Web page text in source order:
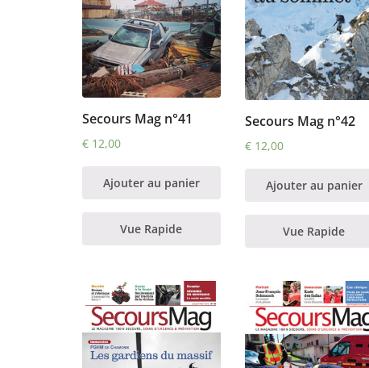
Secours Mag n°41
€ 12,00
Ajouter au panier
Vue Rapide
Secours Mag n°42
€12,00
Ajouter au panier
Vue Rapide